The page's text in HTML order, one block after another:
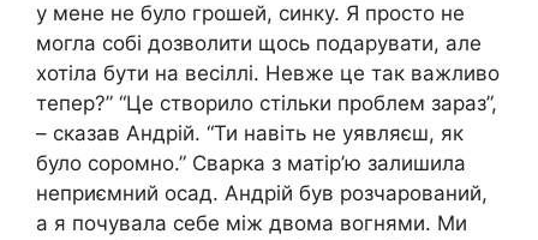
у мене не було грошей, синку. Я просто не
могла собі дозволити щось подарувати, але
хотіла бути на весіллі. Невже це так важливо
тепер?” “Це створило стільки проблем зараз”,
– сказав Андрій. “Ти навіть не уявляєш, як
було соромно.” Сварка з матір’ю залишила
неприємний осад. Андрій був розчарований,
а я почувала себе між двома вогнями. Ми